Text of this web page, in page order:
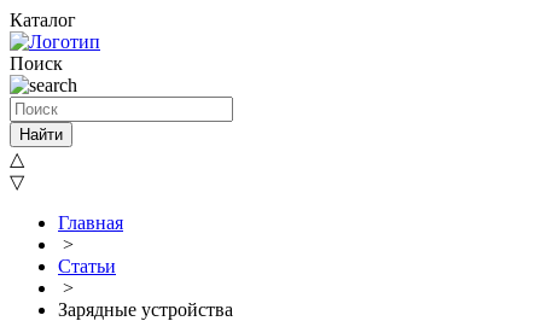
Каталог
Поиск
Найти
△
▽
Главная
>
Статьи
>
Зарядные устройства